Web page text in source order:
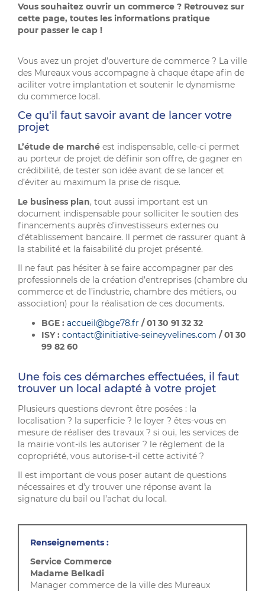
Vous souhaitez ouvrir un commerce ? Retrouvez sur
cette page, toutes les informations pratique
pour passer le cap !
Vous avez un projet d’ouverture de commerce ? La ville
des Mureaux vous accompagne à chaque étape afin de
aciliter votre implantation et soutenir le dynamisme
du commerce local.
Ce qu'il faut savoir avant de lancer votre
projet
L’étude de marché est indispensable, celle-ci permet
au porteur de projet de définir son offre, de gagner en
crédibilité, de tester son idée avant de se lancer et
d’éviter au maximum la prise de risque.
Le business plan, tout aussi important est un
document indispensable pour solliciter le soutien des
financements auprès d’investisseurs externes ou
d’établissement bancaire. Il permet de rassurer quant à
la stabilité et la faisabilité du projet présenté.
Il ne faut pas hésiter à se faire accompagner par des
professionnels de la création d’entreprises (chambre du
commerce et de l’industrie, chambre des métiers, ou
association) pour la réalisation de ces documents.
BGE : accueil@bge78.fr / 01 30 91 32 32
ISY : contact@initiative-seineyvelines.com / 01 30
99 82 60
Une fois ces démarches effectuées, il faut
trouver un local adapté à votre projet
Plusieurs questions devront être posées : la
localisation ? la superficie ? le loyer ? êtes-vous en
mesure de réaliser des travaux ? si oui, les services de
la mairie vont-ils les autoriser ? le règlement de la
copropriété, vous autorise-t-il cette activité ?
Il est important de vous poser autant de questions
nécessaires et d’y trouver une réponse avant la
signature du bail ou l’achat du local.
Renseignements :
Service Commerce
Madame Belkadi
Manager commerce de la ville des Mureaux